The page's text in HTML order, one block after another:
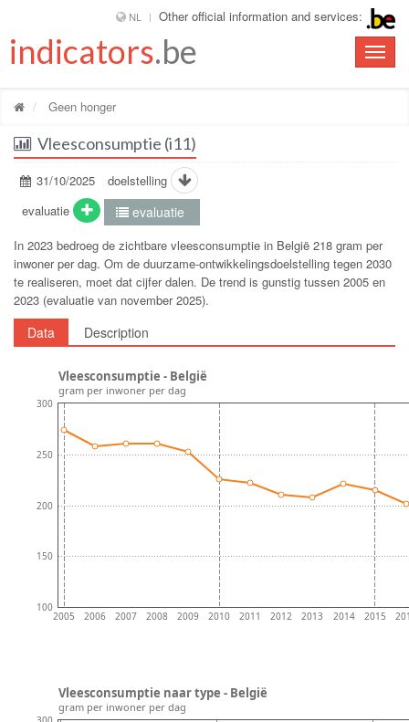
NL Other official information and services:
Toggle
indicators.be
Geen honger
Vleesconsumptie (i11)
31/10/2025
doelstelling
evaluatie
evaluatie
In 2023 bedroeg de zichtbare vleesconsumptie in België 218 gram per
inwoner per dag. Om de duurzame-ontwikkelingsdoelstelling tegen 2030
te realiseren, moet dat cijfer dalen. De trend is gunstig tussen 2005 en
2023 (evaluatie van november 2025).
Data Description
2005 2006 2007 2008 2009 2010 2011 2012 2013 2014 2015
100
150
200
250
300
Vleesconsumptie - België
gram per inwoner per dag
Vleesconsumptie naar type - België
gram per inwoner per dag